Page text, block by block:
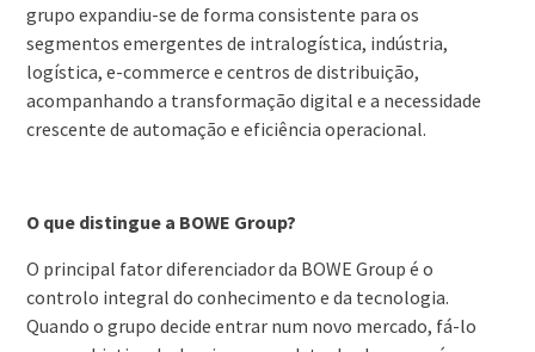
grupo expandiu-se de forma consistente para os
segmentos emergentes de intralogística, indústria,
logística, e-commerce e centros de distribuição,
acompanhando a transformação digital e a necessidade
crescente de automação e eficiência operacional.
O que distingue a BOWE Group?
O principal fator diferenciador da BOWE Group é o
controlo integral do conhecimento e da tecnologia.
Quando o grupo decide entrar num novo mercado, fá-lo